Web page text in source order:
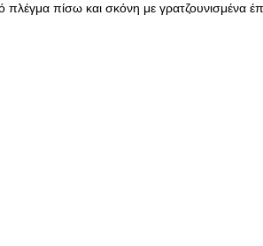
πίσω και σκόνη με γρατζουνισμένα